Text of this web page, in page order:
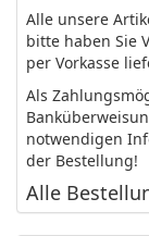
Alle unsere
bitte haben Sie
per Vorkasse
Als
notwendigen
der Bestellung!
Alle